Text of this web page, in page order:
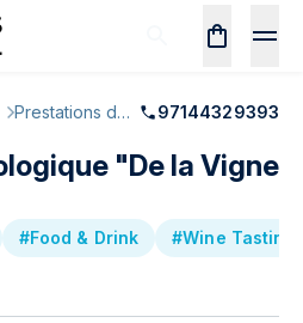
Prestations de service
97144329393
"De la Vigne
#Food & Drink #Wine